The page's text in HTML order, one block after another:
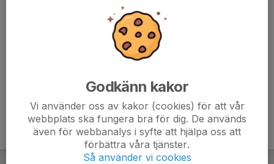
Godkänn kakor
Vi använder oss av kakor (cookies) för att vår
webbplats ska fungera bra för dig. De används
även för webbanalys i syfte att hjälpa oss att
förbättra våra tjänster.
Så använder vi cookies